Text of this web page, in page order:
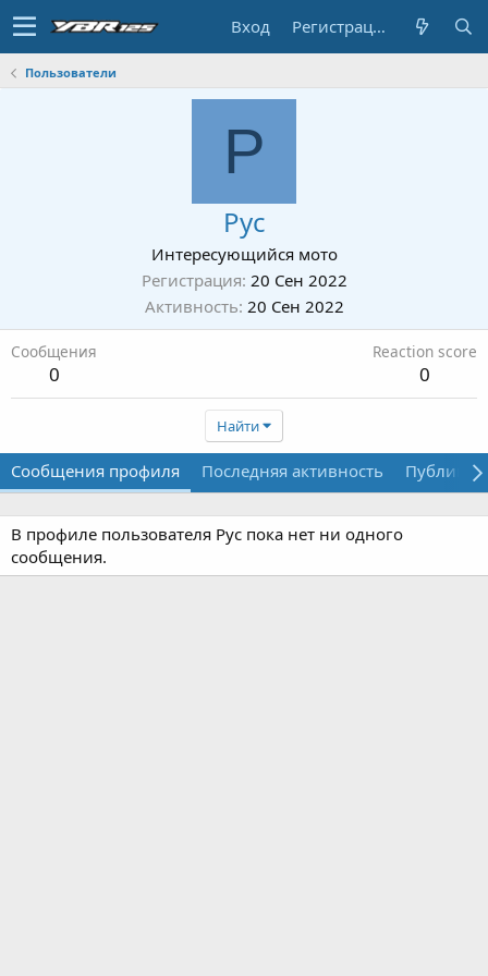
Вход Регистрация
Пользователи
Р
Рус
Интересующийся мото
Регистрация 20 Сен 2022
Активность 20 Сен 2022
Сообщения
0
Reaction score
0
Найти
Сообщения профиля Последняя активность
В профиле пользователя Рус пока нет ни одного
сообщения.